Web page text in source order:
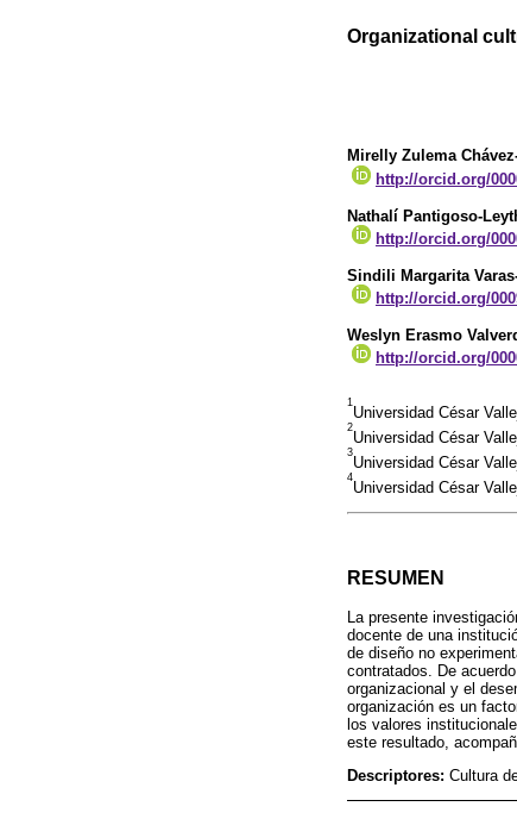
Organizational
Mirelly Zulema
http://orcid.org/
Nathalí Pantigoso-
http://orcid.org/
Sindili Margarita
http://orcid.org/
Weslyn Erasmo
http://orcid.org/
1
Universidad César
2
Universidad César
3
Universidad César
4
Universidad César
RESUMEN
La presente
docente de una
de diseño no
contratados. De
organizacional y el
organización es un
los valores
este resultado,
Descriptores: Cultura